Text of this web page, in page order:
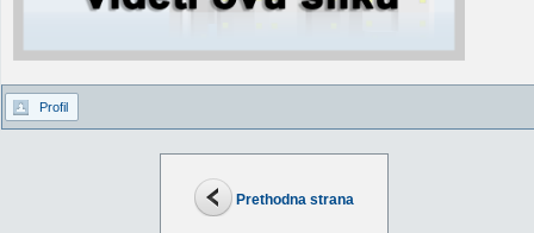
Prethodna strana
Profil